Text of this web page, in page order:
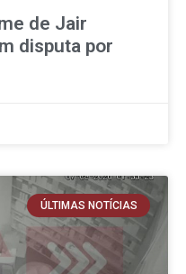
de Jair
disputa por
ÚLTIMAS NOTÍCIAS